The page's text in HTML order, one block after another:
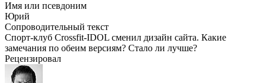
Имя или псевдоним
Юрий
Сопроводительный текст
Спорт-клуб Crossfit-IDOL сменил дизайн сайта. Какие
замечания по обеим версиям? Стало ли лучше?
Рецензировал